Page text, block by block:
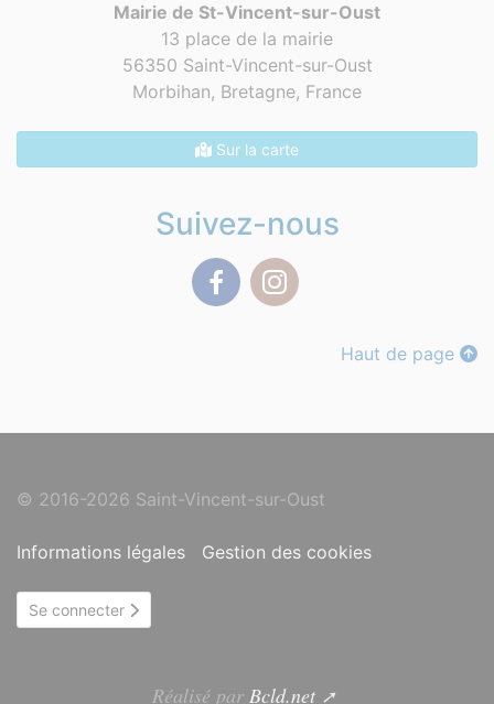
Mairie de St-Vincent-sur-Oust
13 place de la mairie
56350 Saint-Vincent-sur-Oust
Morbihan, Bretagne, France
Sur la carte
Suivez-nous
Haut de page
© 2016-2026 Saint-Vincent-sur-Oust
Informations légales Gestion des cookies
Se connecter
Réalisé par Bcld.net